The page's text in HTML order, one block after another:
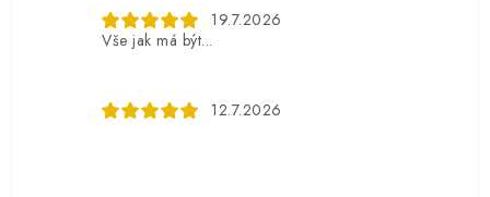
19.7.2026
Vše jak má být...
12.7.2026